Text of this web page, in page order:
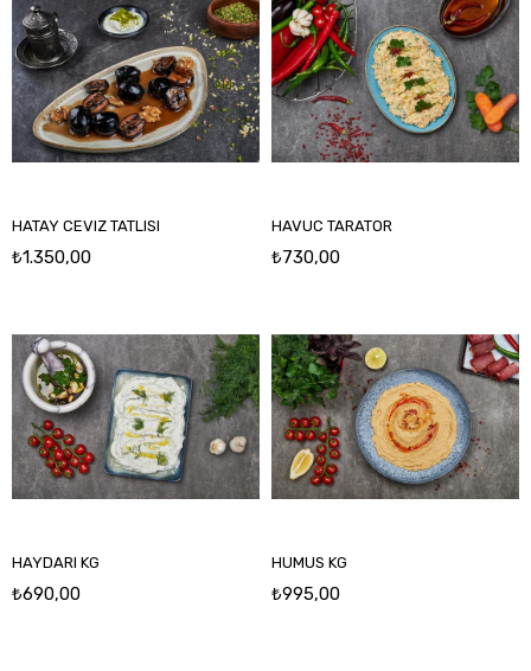
HATAY CEVIZ TATLISI
₺1.350,00
HAVUC TARATOR
₺730,00
HAYDARI KG
₺690,00
HUMUS KG
₺995,00